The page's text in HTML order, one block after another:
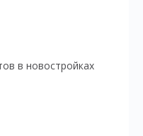
в новостройках